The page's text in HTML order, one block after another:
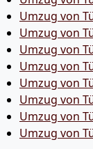
Umzug von
Umzug von
Umzug von
Umzug von
Umzug von
Umzug von
Umzug von
Umzug von